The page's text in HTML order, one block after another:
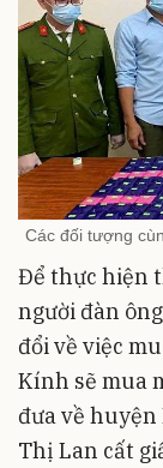
Các đối tượng
Để thực hiện
người đàn
đổi về việc
Kính sẽ mua
đưa về huyện
Thị Lan cất